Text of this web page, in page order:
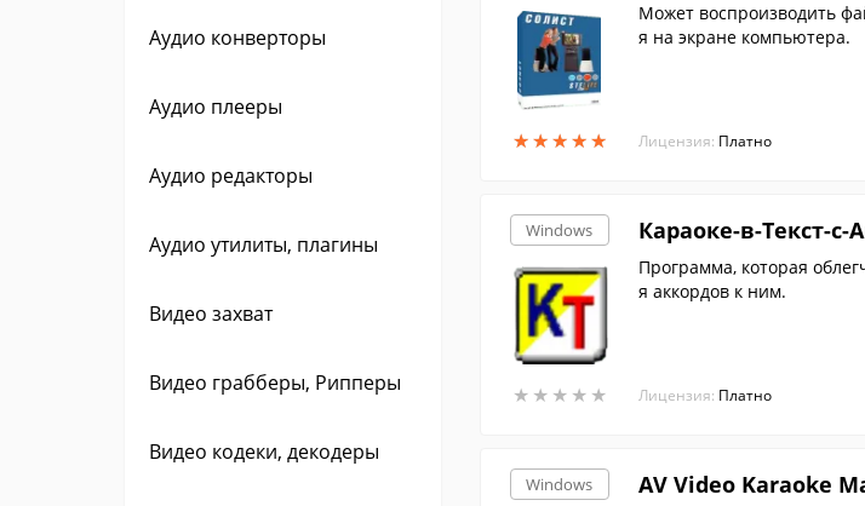
Аудио конверторы
Аудио плееры
Аудио редакторы
Аудио утилиты, плагины
Видео захват
Видео грабберы, Рипперы
Видео кодеки, декодеры
★★★★★
★★★★★
Может воспроизводить
я на экране компьютера.
Лицензия: Платно
Windows
★ ★ ★ ★ ★
★ ★ ★ ★ ★
Караоке-в-Текст-
Программа, которая
я аккордов к ним.
Лицензия: Платно
Windows AV Video Karaoke